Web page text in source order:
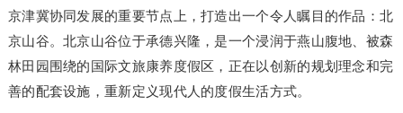
京津冀协同发展的重要节点上，打造出一个令人瞩目的作品：北
京山谷。北京山谷位于承德兴隆，是一个浸润于燕山腹地、被森
林田园围绕的国际文旅康养度假区，正在以创新的规划理念和完
善的配套设施，重新定义现代人的度假生活方式。